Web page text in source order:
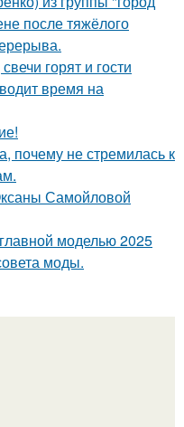
после тяжёлого
горят и гости
время на
почему не стремилась к
Самойловой
моделью 2025
моды.